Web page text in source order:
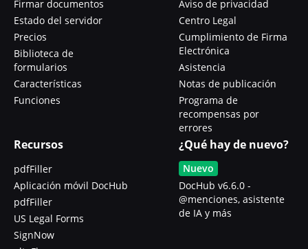
Firmar documentos
Estado del servidor
Precios
Biblioteca de
formularios
Características
Funciones
Aviso de privacidad
Centro Legal
Cumplimiento de Firma
Electrónica
Asistencia
Notas de publicación
Programa de
recompensas por
errores
Recursos
pdfFiller
Aplicación móvil DocHub
pdfFiller
US Legal Forms
SignNow
¿Qué hay de nuevo?
Nuevo
DocHub v6.6.0 -
@menciones, asistente
de IA y más